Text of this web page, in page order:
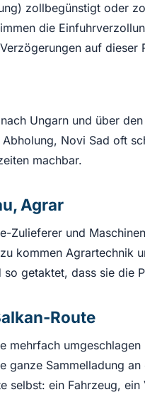
zollbegünstigt oder
die
auf dieser
Ungarn und über
Novi Sad oft
machbar.
Agrar
Zulieferer und
kommen
getaktet, dass sie die
Route
mehrfach
Sammelladung
selbst: ein Fahrzeug,